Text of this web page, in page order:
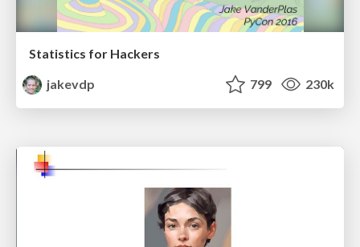
Statistics for Hackers
jakevdp
799 230k